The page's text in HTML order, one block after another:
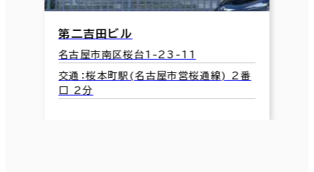
第二吉田ビル
名古屋市南区桜台1-23-11
交通：桜本町駅(名古屋市営桜通線) 2番
口 2分